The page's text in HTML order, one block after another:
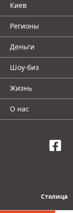
Киев
Регионы
Деньги
Шоу-биз
Жизнь
О нас
Столица